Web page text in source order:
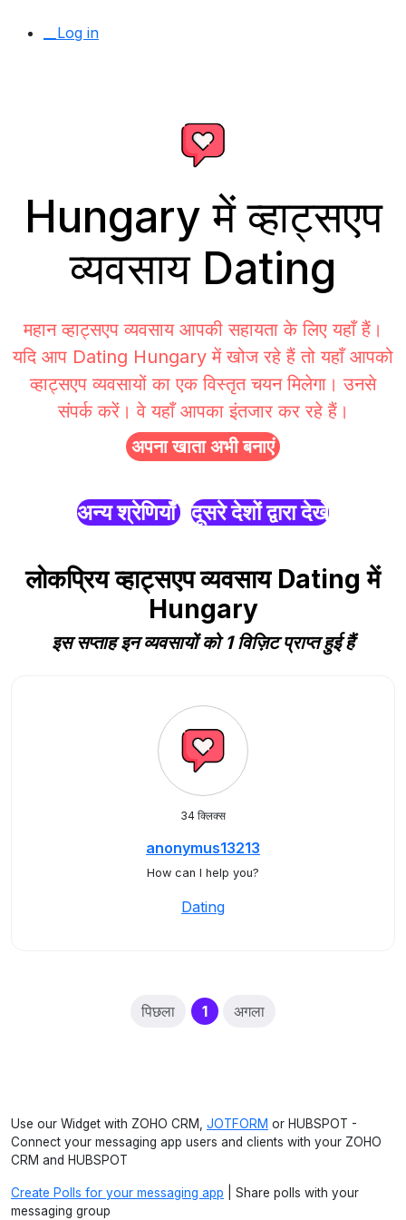
__Log in
Hungary में व्हाट्सएप
व्यवसाय Dating
महान व्हाट्सएप व्यवसाय आपकी सहायता के लिए यहाँ हैं।
यदि आप Dating Hungary में खोज रहे हैं तो यहाँ आपको
व्हाट्सएप व्यवसायों का एक विस्तृत चयन मिलेगा। उनसे
संपर्क करें। वे यहाँ आपका इंतजार कर रहे हैं।
अपना खाता अभी बनाएं
अन्य श्रेणियाँ दूसरे देशों द्वारा देखें
लोकप्रिय व्हाट्सएप व्यवसाय Dating में
Hungary
इस सप्ताह इन व्यवसायों को 1 विज़िट प्राप्त हुई हैं
34 क्लिक्स
anonymus13213
How can I help you?
Dating
पिछला 1(current)
अगला
Use our Widget with ZOHO CRM, JOTFORM or HUBSPOT -
Connect your messaging app users and clients with your ZOHO
CRM and HUBSPOT
Create Polls for your messaging app | Share polls with your
messaging group